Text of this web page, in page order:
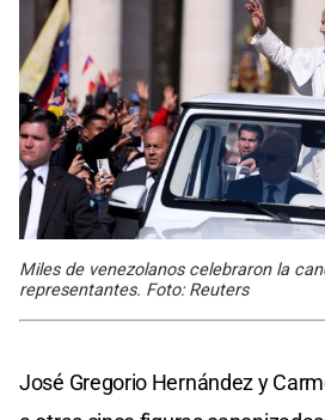
Miles de venezolanos celebraron la
representantes. Foto: Reuters
José Gregorio Hernández y